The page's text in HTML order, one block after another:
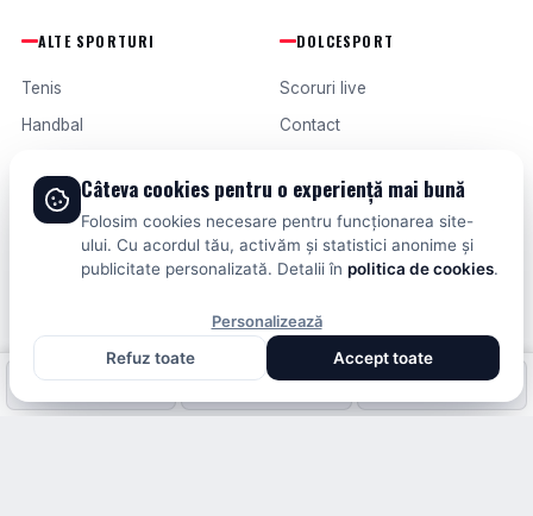
ALTE SPORTURI
Tenis
Handbal
Formula 1
Fotbal intern
Fotbal extern
DOLCESPORT
Scoruri live
Contact
Termeni și condiții
© 2026 DOLCESPORT. TOATE DREPTURILE REZERVATE.
SCORURI, CLASAMENTE ȘI ANALIZE DIN TOATE COMPETIȚIILE
Fotbal intern Fotbal extern Scoruri live
Câteva cookies pentru o experiență mai bună
Folosim cookies necesare pentru funcționarea site-
ului. Cu acordul tău, activăm și statistici anonime și
publicitate personalizată. Detalii în politica de cookies.
Personalizează
Refuz toate
Accept toate